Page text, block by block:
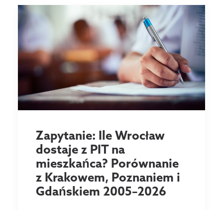
Zapytanie: Ile Wrocław
dostaje z PIT na
mieszkańca? Porównanie
z Krakowem, Poznaniem i
Gdańskiem 2005–2026